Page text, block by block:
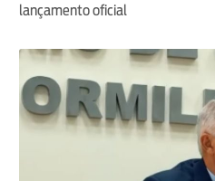
lançamento oficial